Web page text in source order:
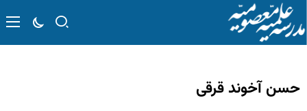
حسن آخوند قرقی